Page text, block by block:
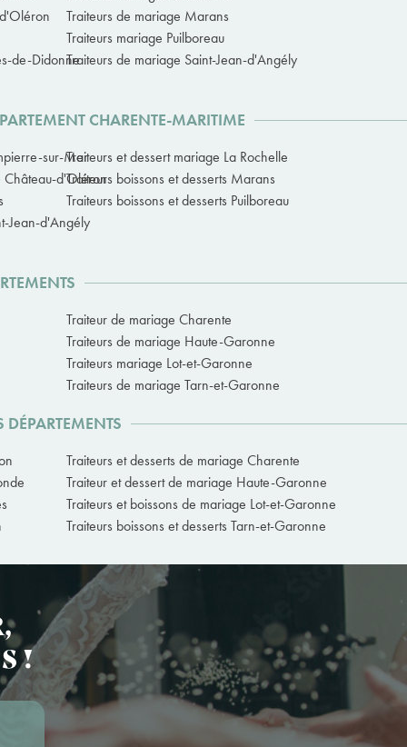
Traiteurs de mariage Marans
Traiteurs mariage Puilboreau
de-DidonneTraiteurs de mariage Saint-Jean-d'Angély
CHARENTE-MARITIME
sur-MerTraiteurs et dessert mariage La Rochelle
Château-d'OléronTraiteurs boissons et desserts Marans
Traiteurs boissons et desserts Puilboreau
Jean-d'Angély
Traiteur de mariage Charente
Traiteurs de mariage Haute-Garonne
Traiteurs mariage Lot-et-Garonne
Traiteurs de mariage Tarn-et-Garonne
DÉPARTEMENTS
Traiteurs et desserts de mariage Charente
Traiteur et dessert de mariage Haute-Garonne
Traiteurs et boissons de mariage Lot-et-Garonne
Traiteurs boissons et desserts Tarn-et-Garonne
!